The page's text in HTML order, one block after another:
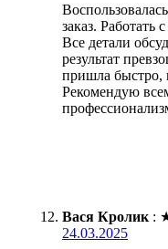
заказ. Работать
Все детали
результат
пришла быстро,
Рекомендую
Вася Кролик :
24.03.2025